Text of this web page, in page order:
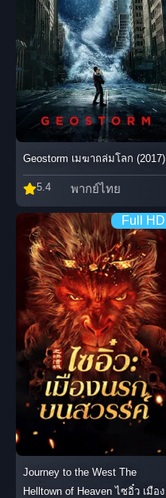
Geostorm เมฆาถล่มโลก (2017)
5.4 พากย์ไทย
Full HD
Journey to the West The
Helltown of Heaven ไซอิ๋ว เมือง